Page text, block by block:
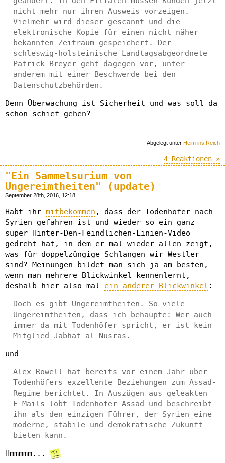
nicht mehr nur ihren Ausweis vorzeigen.
Vielmehr wird dieser gescannt und die
elektronische Kopie für einen nicht näher
bekannten Zeitraum gespeichert. Der
schleswig-holsteinische Landtagsabgeordnete
Patrick Breyer geht dagegen vor, unter
anderem mit einer Beschwerde bei den
Datenschutzbehörden.
Denn Überwachung ist Sicherheit und was soll da
schon schief gehen?
Abgelegt unter Heim ins Reich
4 Reaktionen »
"Ein Sammelsurium von
Ungereimtheiten" (update)
September 28th, 2016, 12:18
Habt ihr mitbekommen , dass der Todenhöfer nach
Syrien gefahren ist und wieder so ein ganz
super Hinter-Den-Feindlichen-Linien-Video
gedreht hat, in dem er mal wieder allen zeigt,
was für doppelzüngige Schlangen wir Westler
sind? Meinungen bildet man sich ja am besten,
wenn man mehrere Blickwinkel kennenlernt,
deshalb hier also mal ein anderer Blickwinkel :
Doch es gibt Ungereimtheiten. So viele
Ungereimtheiten, dass ich behaupte: Wer auch
immer da mit Todenhöfer spricht, er ist kein
Mitglied Jabhat al-Nusras.
und
Alex Rowell hat bereits vor einem Jahr über
Todenhöfers exzellente Beziehungen zum Assad-
Regime berichtet. In Auszügen aus geleakten
E-Mails lobt Todenhöfer Assad und beschreibt
ihn als den einzigen Führer, der Syrien eine
moderne, stabile und demokratische Zukunft
bieten kann.
Hmmmmm...